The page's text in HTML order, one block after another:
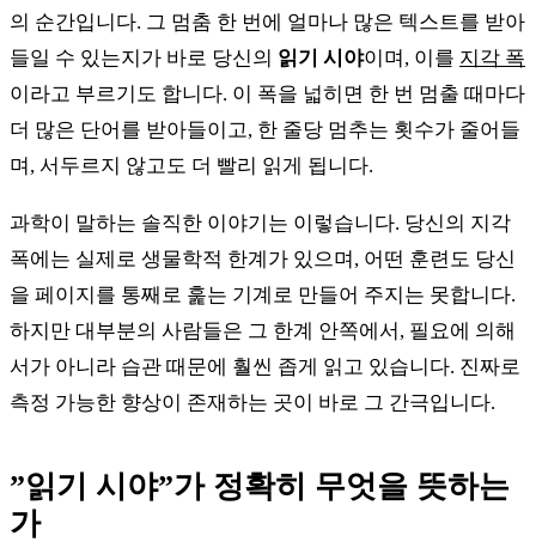
의 순간입니다. 그 멈춤 한 번에 얼마나 많은 텍스트를 받아
들일 수 있는지가 바로 당신의 읽기 시야이며, 이를 지각 폭
이라고 부르기도 합니다. 이 폭을 넓히면 한 번 멈출 때마다
더 많은 단어를 받아들이고, 한 줄당 멈추는 횟수가 줄어들
며, 서두르지 않고도 더 빨리 읽게 됩니다.
과학이 말하는 솔직한 이야기는 이렇습니다. 당신의 지각
폭에는 실제로 생물학적 한계가 있으며, 어떤 훈련도 당신
을 페이지를 통째로 훑는 기계로 만들어 주지는 못합니다.
하지만 대부분의 사람들은 그 한계 안쪽에서, 필요에 의해
서가 아니라 습관 때문에 훨씬 좁게 읽고 있습니다. 진짜로
측정 가능한 향상이 존재하는 곳이 바로 그 간극입니다.
”읽기 시야”가 정확히 무엇을 뜻하는
가